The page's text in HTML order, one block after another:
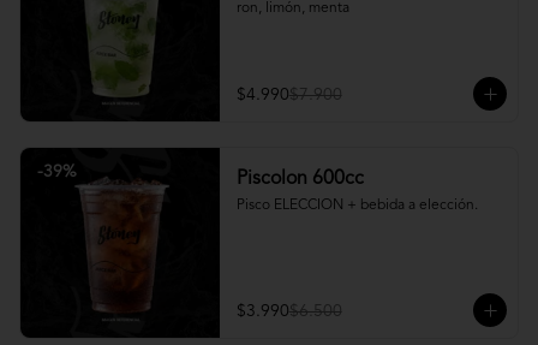
ron, limón, menta
$4.990$7.900
-39% Piscolon 600cc
Pisco ELECCION + bebida a elección.
$3.990$6.500